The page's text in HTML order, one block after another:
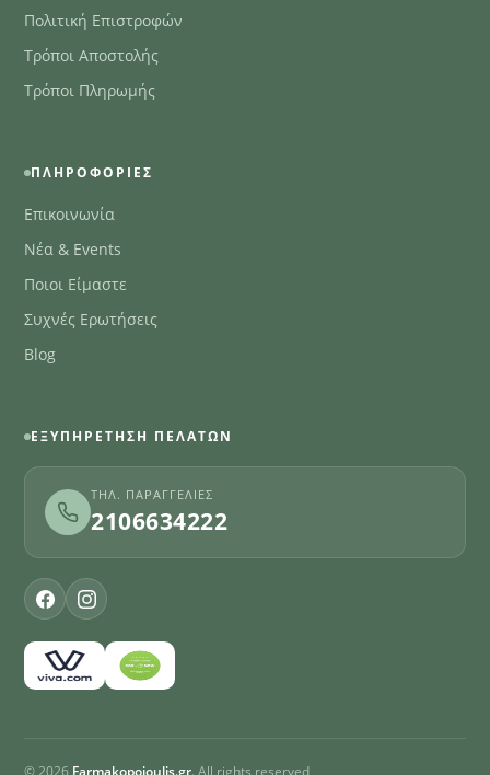
Πολιτική Επιστροφών
Τρόποι Αποστολής
Τρόποι Πληρωμής
ΠΛΗΡΟΦΟΡΊΕΣ
Επικοινωνία
Νέα & Events
Ποιοι Είμαστε
Συχνές Ερωτήσεις
Blog
ΕΞΥΠΗΡΈΤΗΣΗ ΠΕΛΑΤΏΝ
ΤΗΛ. ΠΑΡΑΓΓΕΛΊΕΣ
2106634222
© 2026 Farmakopoioulis.gr. All rights reserved